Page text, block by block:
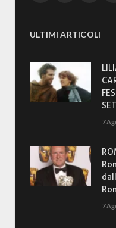
ULTIMI ARTICOLI
7
7